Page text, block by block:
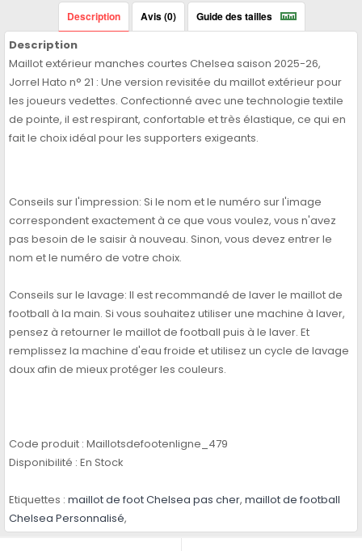
Description Avis (0) Guide des tailles
Description
Maillot extérieur manches courtes Chelsea saison 2025-26,
Jorrel Hato n° 21 : Une version revisitée du maillot extérieur pour
les joueurs vedettes. Confectionné avec une technologie textile
de pointe, il est respirant, confortable et très élastique, ce qui en
fait le choix idéal pour les supporters exigeants.
Conseils sur l'impression: Si le nom et le numéro sur l'image
correspondent exactement à ce que vous voulez, vous n'avez
pas besoin de le saisir à nouveau. Sinon, vous devez entrer le
nom et le numéro de votre choix.
Conseils sur le lavage: Il est recommandé de laver le maillot de
football à la main. Si vous souhaitez utiliser une machine à laver,
pensez à retourner le maillot de football puis à le laver. Et
remplissez la machine d'eau froide et utilisez un cycle de lavage
doux afin de mieux protéger les couleurs.
Code produit : Maillotsdefootenligne_479
Disponibilité : En Stock
Etiquettes : maillot de foot Chelsea pas cher, maillot de football
Chelsea Personnalisé,